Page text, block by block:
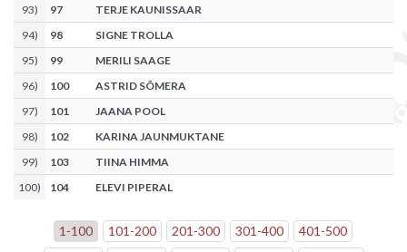
93) 97
TERJE KAUNISSAAR
94) 98
SIGNE TROLLA
95) 99
MERILI SAAGE
96) 100
ASTRID SÕMERA
97) 101
JAANA POOL
98) 102
KARINA JAUNMUKTANE
99) 103
TIINA HIMMA
100) 104 ELEVI PIPERAL
1-100 101-200 201-300 301-400 401-500